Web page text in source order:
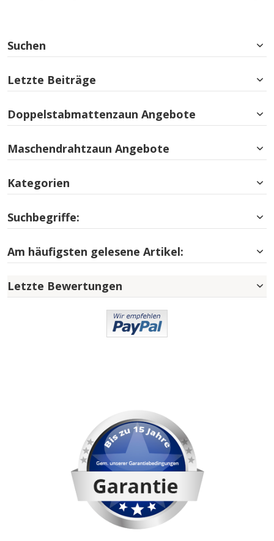
Suchen
Letzte Beiträge
Doppelstabmattenzaun Angebote
Maschendrahtzaun Angebote
Kategorien
Suchbegriffe:
Am häufigsten gelesene Artikel:
Letzte Bewertungen